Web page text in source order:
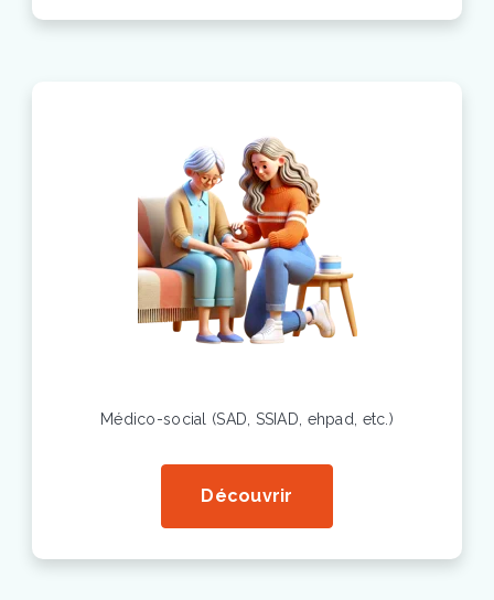
Médico-social (SAD, SSIAD, ehpad, etc.)
Découvrir